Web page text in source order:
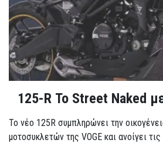
125-R Το Street Naked
Το νέο 125R συμπληρώνει την
μοτοσυκλετών της VOGE και ανοίγει